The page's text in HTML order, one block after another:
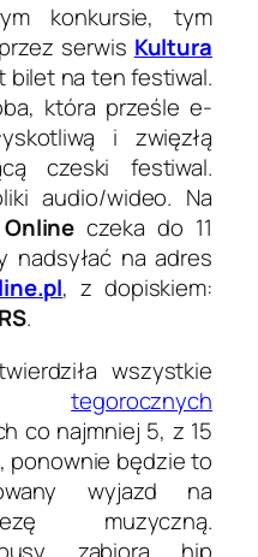
konkursie, tym
serwis Kultura
na ten festiwal.
która prześle e-
i zwięzłą
czeski festiwal.
audio/wideo. Na
czeka do 11
nadsyłać na adres
, z dopiskiem:
.
wszystkie
tegorocznych
co najmniej 5, z 15
ponownie będzie to
wyjazd na
muzyczną.